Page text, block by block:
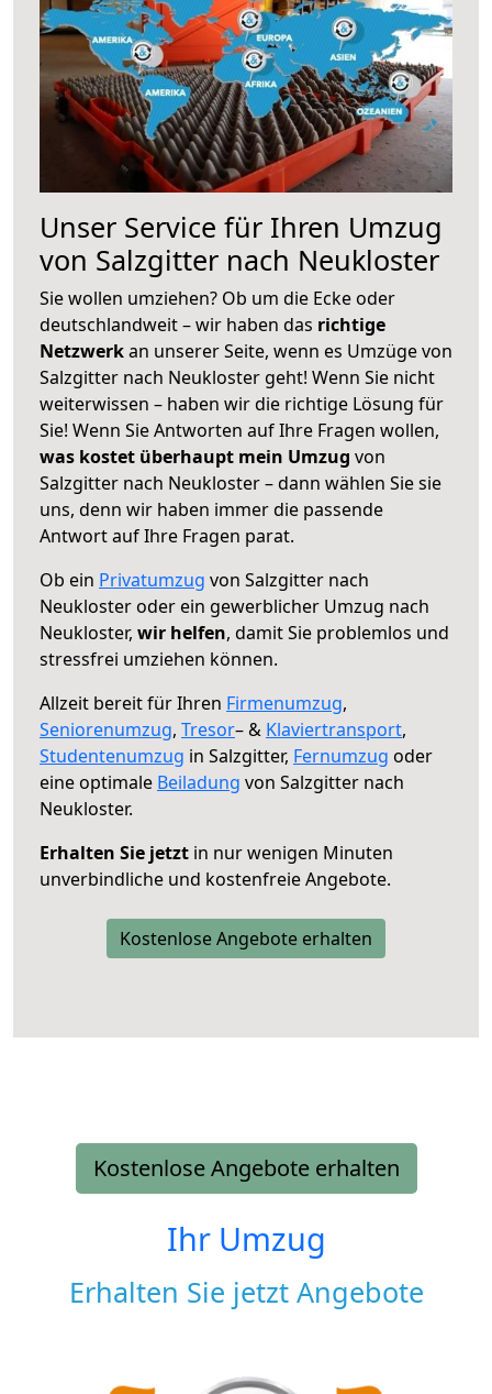
Unser Service für Ihren Umzug
von Salzgitter nach Neukloster
Sie wollen umziehen? Ob um die Ecke oder
deutschlandweit – wir haben das richtige
Netzwerkan unserer Seite, wenn es Umzüge von
Salzgitter nach Neukloster geht! Wenn Sie nicht
weiterwissen – haben wir die richtige Lösung für
Sie! Wenn Sie Antworten auf Ihre Fragen wollen,
was kostet überhaupt mein Umzug von
Salzgitter nach Neukloster – dann wählen Sie sie
uns, denn wir haben immer die passende
Antwort auf Ihre Fragen parat.
Ob ein Privatumzug von Salzgitter nach
Neukloster oder ein gewerblicher Umzug nach
Neukloster, wir helfen, damit Sie problemlos und
stressfrei umziehen können.
Allzeit bereit für Ihren Firmenumzug,
Seniorenumzug, Tresor– & Klaviertransport,
Studentenumzug in Salzgitter, Fernumzug oder
eine optimale Beiladung von Salzgitter nach
Neukloster.
Erhalten Sie jetzt in nur wenigen Minuten
unverbindliche und kostenfreie Angebote.
Kostenlose Angebote erhalten
Kostenlose Angebote erhalten
Ihr Umzug
Erhalten Sie jetzt Angebote